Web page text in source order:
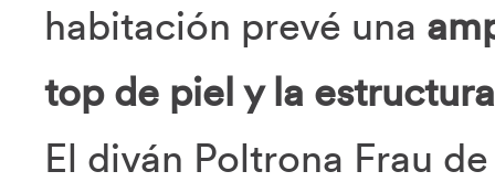
habitación prevé una
top de piel y la
El diván Poltrona Frau